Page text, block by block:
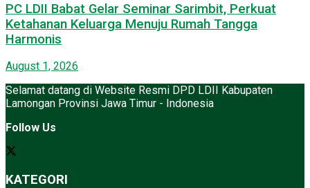
PC LDII Babat Gelar Seminar Sarimbit, Perkuat
Ketahanan Keluarga Menuju Rumah Tangga
Harmonis
August 1, 2026
Selamat datang di Website Resmi DPD LDII Kabupaten
Lamongan Provinsi Jawa Timur - Indonesia
Follow Us
KATEGORI